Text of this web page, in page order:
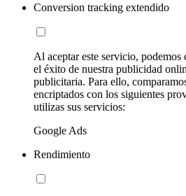
Conversion tracking extendido
Al aceptar este servicio,
el éxito de nuestra publicidad
publicitaria. Para ello,
encriptados con los siguientes
utilizas sus servicios:
Google Ads
Rendimiento